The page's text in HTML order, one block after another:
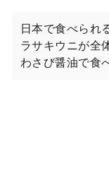
日本で食べられ
ラサキウニが全
わさび醤油で食